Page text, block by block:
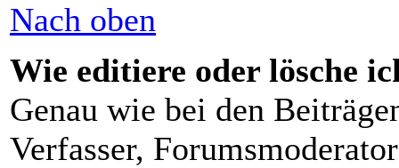
Nach oben
Wie editiere oder lösche
Genau wie bei den
Verfasser,